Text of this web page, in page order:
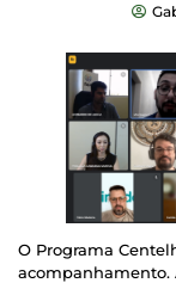
O Programa
acompanhamento.